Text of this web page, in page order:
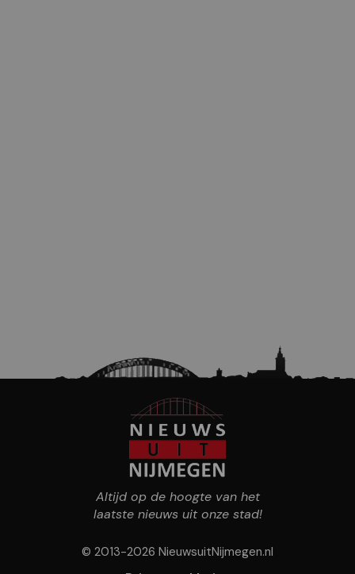
Altijd op de hoogte van het
laatste nieuws uit onze stad!
© 2013-2026 NieuwsuitNijmegen.nl